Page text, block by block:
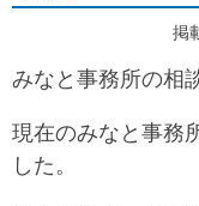
掲
ㅤみなと事務所の
ㅤ現在のみなと事
した。